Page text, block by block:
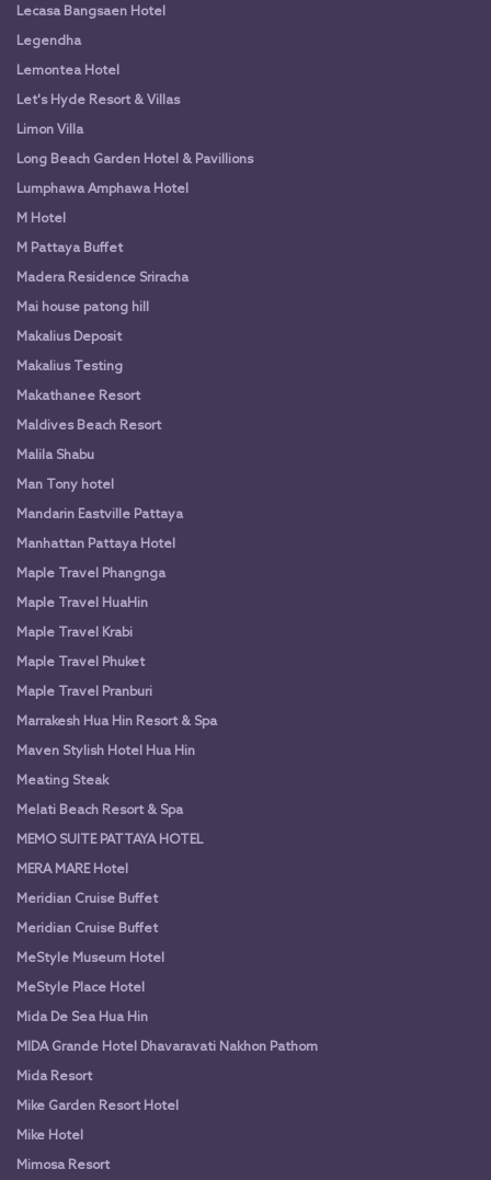
Lecasa Bangsaen Hotel
Legendha
Lemontea Hotel
Let's Hyde Resort & Villas
Limon Villa
Long Beach Garden Hotel & Pavillions
Lumphawa Amphawa Hotel
M Hotel
M Pattaya Buffet
Madera Residence Sriracha
Mai house patong hill
Makalius Deposit
Makalius Testing
Makathanee Resort
Maldives Beach Resort
Malila Shabu
Man Tony hotel
Mandarin Eastville Pattaya
Manhattan Pattaya Hotel
Maple Travel Phangnga
Maple Travel HuaHin
Maple Travel Krabi
Maple Travel Phuket
Maple Travel Pranburi
Marrakesh Hua Hin Resort & Spa
Maven Stylish Hotel Hua Hin
Meating Steak
Melati Beach Resort & Spa
MEMO SUITE PATTAYA HOTEL
MERA MARE Hotel
Meridian Cruise Buffet
Meridian Cruise Buffet
MeStyle Museum Hotel
MeStyle Place Hotel
Mida De Sea Hua Hin
MIDA Grande Hotel Dhavaravati Nakhon Pathom
Mida Resort
Mike Garden Resort Hotel
Mike Hotel
Mimosa Resort